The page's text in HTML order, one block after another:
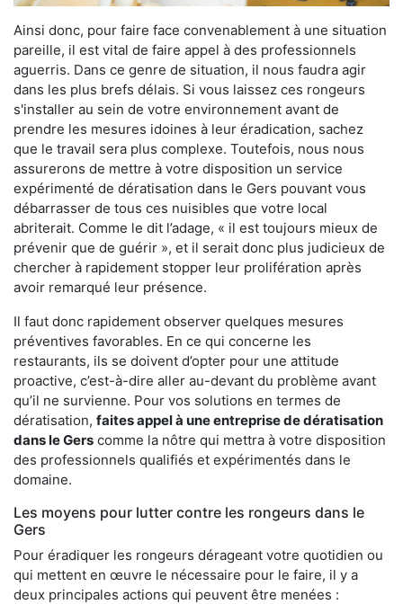
Ainsi donc, pour faire face convenablement à une situation
pareille, il est vital de faire appel à des professionnels
aguerris. Dans ce genre de situation, il nous faudra agir
dans les plus brefs délais. Si vous laissez ces rongeurs
s'installer au sein de votre environnement avant de
prendre les mesures idoines à leur éradication, sachez
que le travail sera plus complexe. Toutefois, nous nous
assurerons de mettre à votre disposition un service
expérimenté de dératisation dans le Gers pouvant vous
débarrasser de tous ces nuisibles que votre local
abriterait. Comme le dit l’adage, « il est toujours mieux de
prévenir que de guérir », et il serait donc plus judicieux de
chercher à rapidement stopper leur prolifération après
avoir remarqué leur présence.
Il faut donc rapidement observer quelques mesures
préventives favorables. En ce qui concerne les
restaurants, ils se doivent d’opter pour une attitude
proactive, c’est-à-dire aller au-devant du problème avant
qu’il ne survienne. Pour vos solutions en termes de
dératisation, faites appel à une entreprise de dératisation
dans le Gers comme la nôtre qui mettra à votre disposition
des professionnels qualifiés et expérimentés dans le
domaine.
Les moyens pour lutter contre les rongeurs dans le
Gers
Pour éradiquer les rongeurs dérageant votre quotidien ou
qui mettent en œuvre le nécessaire pour le faire, il y a
deux principales actions qui peuvent être menées :